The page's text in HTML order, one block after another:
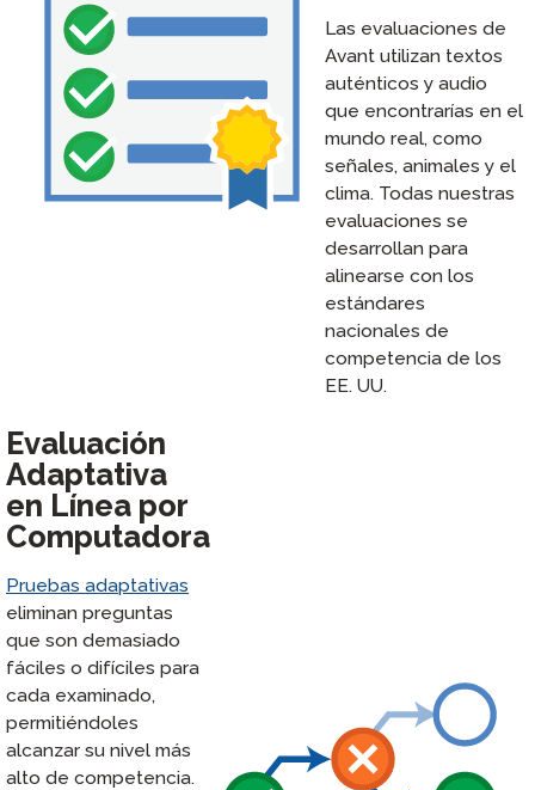
Las evaluaciones de
Avant utilizan textos
auténticos y audio
que encontrarías en el
mundo real, como
señales, animales y el
clima. Todas nuestras
evaluaciones se
desarrollan para
alinearse con los
estándares
nacionales de
competencia de los
EE. UU.
Evaluación
Adaptativa
en Línea por
Computadora
Pruebas adaptativas
eliminan preguntas
que son demasiado
fáciles o difíciles para
cada examinado,
permitiéndoles
alcanzar su nivel más
alto de competencia.